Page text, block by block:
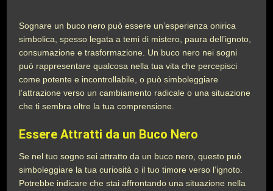
Sognare un buco nero può essere un’esperienza onirica
simbolica, spesso legata a temi di mistero, paura dell’ignoto,
consumazione e trasformazione. Un buco nero nei sogni
può rappresentare qualcosa nella tua vita che percepisci
come potente e incontrollabile, o può simboleggiare
l’attrazione verso un cambiamento radicale o una situazione
che ti sembra oltre la tua comprensione.
Essere Attratti da un Buco Nero
Se nel tuo sogno sei attratto da un buco nero, questo può
simboleggiare la tua curiosità o il tuo timore verso l’ignoto.
Potrebbe indicare che stai affrontando una situazione nella